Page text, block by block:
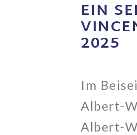
EIN
2025
Im
Albert-
Albert-